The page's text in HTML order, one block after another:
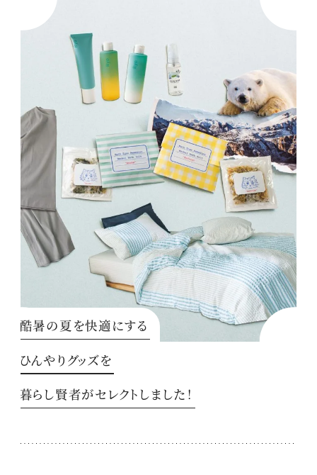
酷暑の夏を快適にする
ひんやりグッズを
暮らし賢者がセレクトしました！